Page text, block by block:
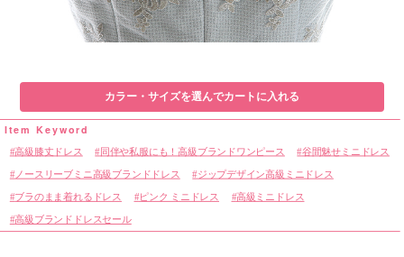
カラー・サイズを選んでカートに入れる
高級膝丈ドレス 同伴や私服にも！高級ブランドワンピース 谷間魅せミニドレス
ノースリーブミニ高級ブランドドレス
ジップデザイン高級ミニドレス
ブラのまま着れるドレス
ピンク ミニドレス
高級ミニドレス
高級ブランドドレスセール